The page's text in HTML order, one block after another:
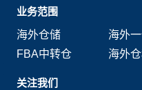
业务范围
海外仓储
海外
FBA中转仓
海外
关注我们